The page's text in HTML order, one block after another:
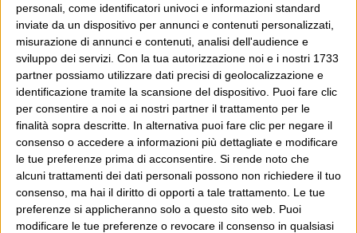
personali, come identificatori univoci e informazioni standard
inviate da un dispositivo per annunci e contenuti personalizzati,
misurazione di annunci e contenuti, analisi dell'audience e
sviluppo dei servizi. Con la tua autorizzazione noi e i nostri 1733
partner possiamo utilizzare dati precisi di geolocalizzazione e
identificazione tramite la scansione del dispositivo. Puoi fare clic
per consentire a noi e ai nostri partner il trattamento per le
finalità sopra descritte. In alternativa puoi fare clic per negare il
consenso o accedere a informazioni più dettagliate e modificare
le tue preferenze prima di acconsentire. Si rende noto che
alcuni trattamenti dei dati personali possono non richiedere il tuo
consenso, ma hai il diritto di opporti a tale trattamento. Le tue
preferenze si applicheranno solo a questo sito web. Puoi
modificare le tue preferenze o revocare il consenso in qualsiasi